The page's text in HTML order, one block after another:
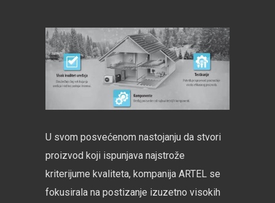
U svom posvećenom nastojanju da stvori
proizvod koji ispunjava najstrože
kriterijume kvaliteta, kompanija ARTEL se
fokusirala na postizanje izuzetno visokih